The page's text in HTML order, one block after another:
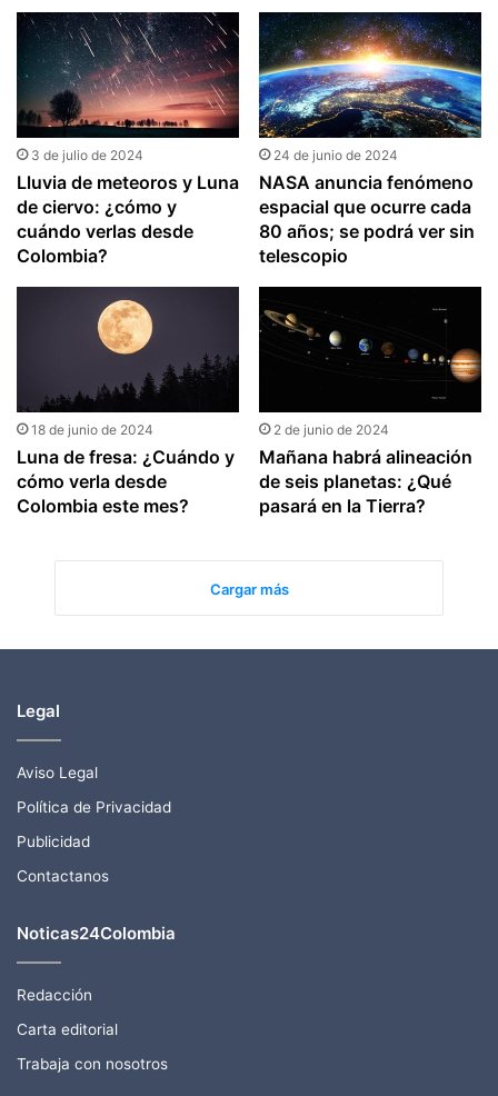
3 de julio de 2024
Lluvia de meteoros y Luna
de ciervo: ¿cómo y
cuándo verlas desde
Colombia?
24 de junio de 2024
NASA anuncia fenómeno
espacial que ocurre cada
80 años; se podrá ver sin
telescopio
18 de junio de 2024
Luna de fresa: ¿Cuándo y
cómo verla desde
Colombia este mes?
2 de junio de 2024
Mañana habrá alineación
de seis planetas: ¿Qué
pasará en la Tierra?
Cargar más
Legal
Aviso Legal
Política de Privacidad
Publicidad
Contactanos
Noticas24Colombia
Redacción
Carta editorial
Trabaja con nosotros